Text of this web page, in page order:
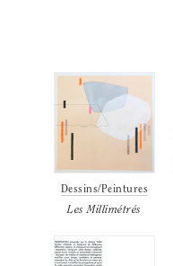
Dessins/Peintures
Les Millimétrés